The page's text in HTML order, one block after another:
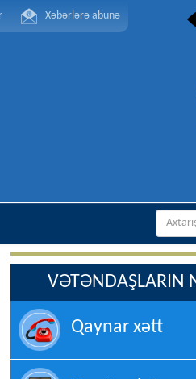
Xəbərlərə abunə
VƏTƏNDAŞLARIN
Qaynar xətt